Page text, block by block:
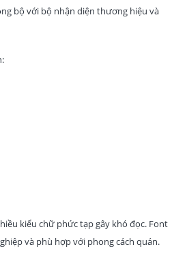
bộ với bộ nhận diện thương hiệu và
kiểu chữ phức tạp gây khó đọc. Font
và phù hợp với phong cách quán.